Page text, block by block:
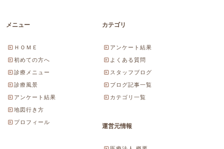
メニュー
ＨＯＭＥ
初めての方へ
診療メニュー
診療風景
アンケート結果
地図行き方
プロフィール
カテゴリ
アンケート結果
よくある質問
スタッフブログ
ブログ記事一覧
カテゴリ一覧
運営元情報